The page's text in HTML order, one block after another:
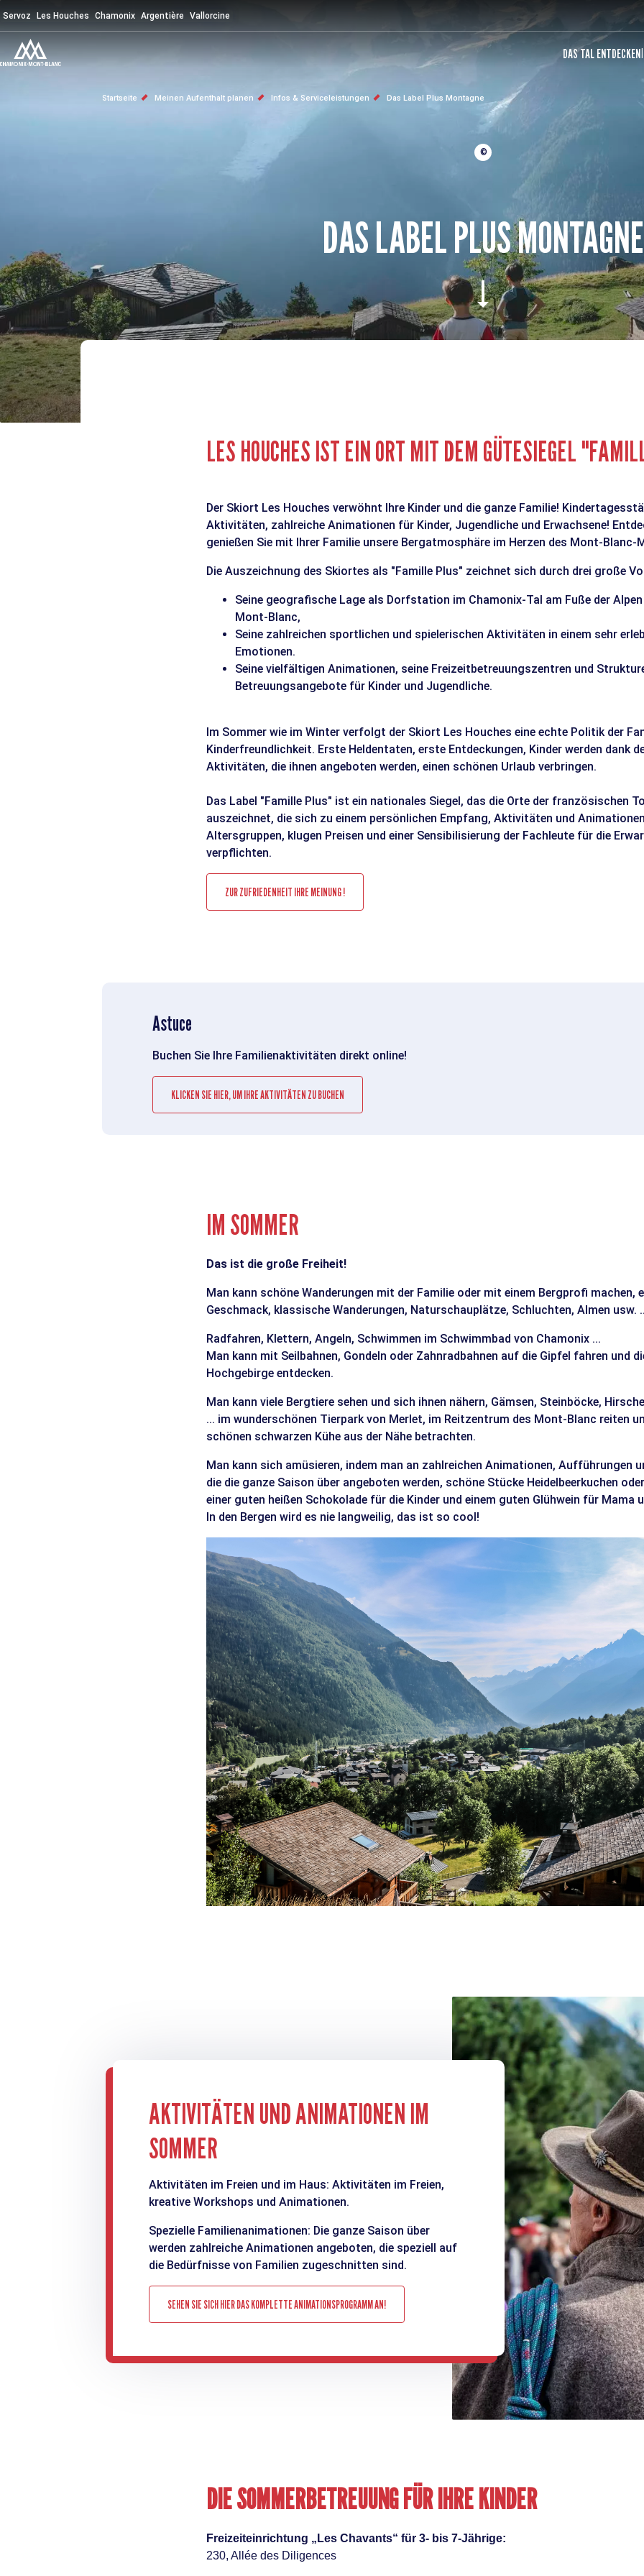
zum
Inhalt
Servoz Les Houches Chamonix Argentière Vallorcine
DAS TAL ENTDECKEN
PFADNAVIGATION
Startseite Meinen Aufenthalt planen Infos & Serviceleistungen Das Label Plus Montagne
DAS LABEL PLUS MONTAGNE
©
LES HOUCHES IST EIN ORT MIT DEM GÜTESIEGEL
Der Skiort Les Houches verwöhnt Ihre Kinder und die ganze Familie!
Aktivitäten, zahlreiche Animationen für Kinder, Jugendliche und Erwachsene!
genießen Sie mit Ihrer Familie unsere Bergatmosphäre im Herzen des Mont-Blanc-
Die Auszeichnung des Skiortes als "Famille Plus" zeichnet sich durch drei große
Seine geografische Lage als Dorfstation im Chamonix-Tal am Fuße der
Mont-Blanc,
Seine zahlreichen sportlichen und spielerischen Aktivitäten in einem sehr
Emotionen.
Seine vielfältigen Animationen, seine Freizeitbetreuungszentren und
Betreuungsangebote für Kinder und Jugendliche.
Im Sommer wie im Winter verfolgt der Skiort Les Houches eine echte Politik der
Kinderfreundlichkeit. Erste Heldentaten, erste Entdeckungen, Kinder werden dank
Aktivitäten, die ihnen angeboten werden, einen schönen Urlaub verbringen.
Das Label "Famille Plus" ist ein nationales Siegel, das die Orte der französischen
auszeichnet, die sich zu einem persönlichen Empfang, Aktivitäten und
Altersgruppen, klugen Preisen und einer Sensibilisierung der Fachleute für die
verpflichten.
ZUR ZUFRIEDENHEIT IHRE MEINUNG !
Astuce
Buchen Sie Ihre Familienaktivitäten direkt online!
KLICKEN SIE HIER, UM IHRE AKTIVITÄTEN ZU BUCHEN
IM SOMMER
Das ist die große Freiheit!
Man kann schöne Wanderungen mit der Familie oder mit einem Bergprofi machen,
Geschmack, klassische Wanderungen, Naturschauplätze, Schluchten, Almen usw.
Radfahren, Klettern, Angeln, Schwimmen im Schwimmbad von Chamonix ...
Man kann mit Seilbahnen, Gondeln oder Zahnradbahnen auf die Gipfel fahren und
Hochgebirge entdecken.
Man kann viele Bergtiere sehen und sich ihnen nähern, Gämsen, Steinböcke,
... im wunderschönen Tierpark von Merlet, im Reitzentrum des Mont-Blanc reiten
schönen schwarzen Kühe aus der Nähe betrachten.
Man kann sich amüsieren, indem man an zahlreichen Animationen, Aufführungen
die die ganze Saison über angeboten werden, schöne Stücke Heidelbeerkuchen
einer guten heißen Schokolade für die Kinder und einem guten Glühwein für Mama
In den Bergen wird es nie langweilig, das ist so cool!
AKTIVITÄTEN UND ANIMATIONEN IM
SOMMER
Aktivitäten im Freien und im Haus: Aktivitäten im Freien,
kreative Workshops und Animationen.
Spezielle Familienanimationen: Die ganze Saison über
werden zahlreiche Animationen angeboten, die speziell auf
die Bedürfnisse von Familien zugeschnitten sind.
SEHEN SIE SICH HIER DAS KOMPLETTE ANIMATIONSPROGRAMM AN!
DIE SOMMERBETREUUNG FÜR IHRE KINDER
Freizeiteinrichtung „Les Chavants“ für 3- bis 7-Jährige:
230, Allée des Diligences